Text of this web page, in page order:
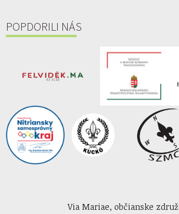
POPDORILI NÁS
Via Mariae, občianske